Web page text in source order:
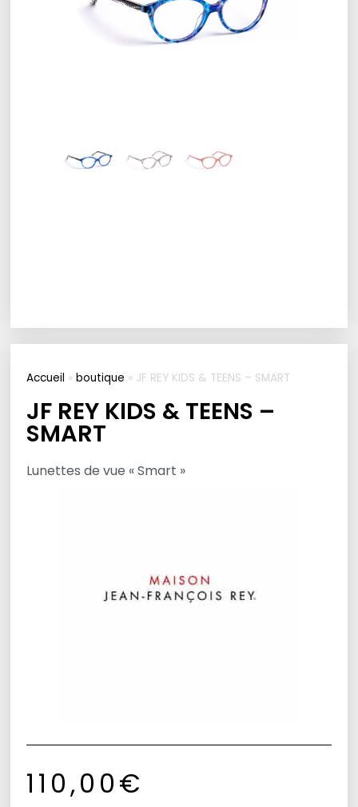
Accueil »boutique » JF REY KIDS & TEENS – SMART
JF REY KIDS & TEENS –
SMART
Lunettes de vue « Smart »
110,00€